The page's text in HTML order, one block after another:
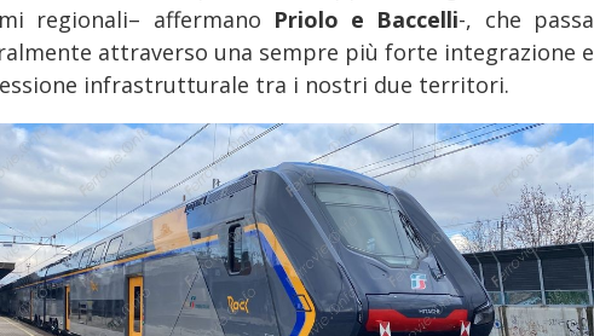
regionali– affermano Priolo e Baccelli-, che passa
attraverso una sempre più forte integrazione e
infrastrutturale tra i nostri due territori.